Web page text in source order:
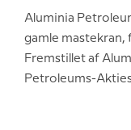
Aluminia
gamle mastekran,
Fremstillet af
Petroleums-